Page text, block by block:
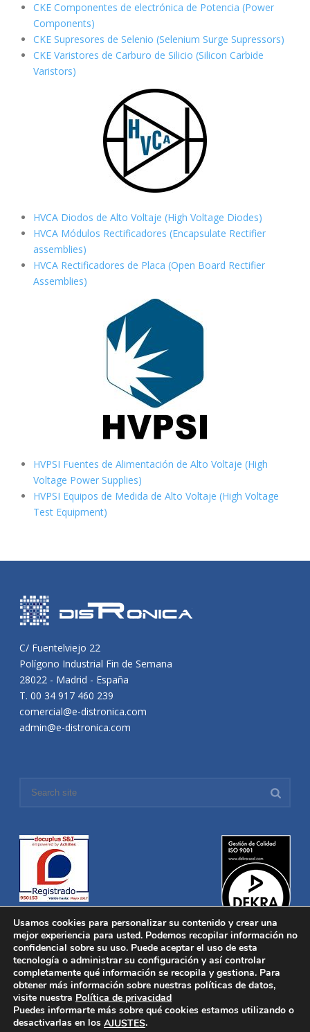
CKE Componentes de electrónica de Potencia (Power
Components)
CKE Supresores de Selenio (Selenium Surge Supressors)
CKE Varistores de Carburo de Silicio (Silicon Carbide
Varistors)
HVCA Diodos de Alto Voltaje (High Voltage Diodes)
HVCA Módulos Rectificadores (Encapsulate Rectifier
assemblies)
HVCA Rectificadores de Placa (Open Board Rectifier
Assemblies)
HVPSI Fuentes de Alimentación de Alto Voltaje (High
Voltage Power Supplies)
HVPSI Equipos de Medida de Alto Voltaje (High Voltage
Test Equipment)
C/ Fuentelviejo 22
Polígono Industrial Fin de Semana
28022 - Madrid - España
T. 00 34 917 460 239
comercial@e-distronica.com
admin@e-distronica.com
Distronica © 2016 Todos los derechos reservados.Aviso legal
Política de privacidad|Política de Cookies
Desarrollado porNucleosoft
Inicio
Quiénes Somos
Usamos cookies para personalizar su contenido y crear una
mejor experiencia para usted. Podemos recopilar información no
confidencial sobre su uso. Puede aceptar el uso de esta
tecnología o administrar su configuración y así controlar
completamente qué información se recopila y gestiona. Para
obtener más información sobre nuestras políticas de datos,
visite nuestra Política de privacidad
Puedes informarte más sobre qué cookies estamos utilizando o
desactivarlas en los AJUSTES.